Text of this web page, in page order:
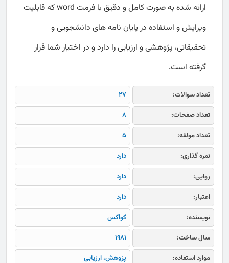
ارائه شده به صورت کامل و دقیق با فرمت word که قابلیت
ویرایش و استفاده در پایان نامه های دانشجویی و
تحقیقاتی، پژوهشی و ارزیابی را دارد و در اختیار شما قرار
گرفته است.
تعداد سوالات:
27
تعداد صفحات:
8
تعداد مولفه:
5
نمره گذاری:
دارد
روایی:
دارد
اعتبار:
دارد
نویسنده:
کواکس
سال ساخت:
1981
موارد استفاده:
پژوهش، ارزیابی